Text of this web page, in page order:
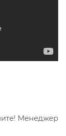
Менеджер